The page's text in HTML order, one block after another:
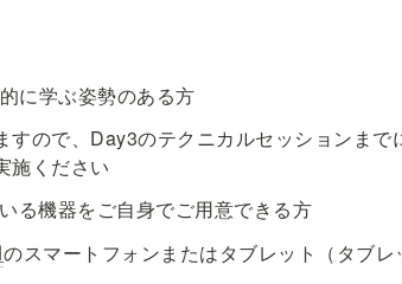
に学ぶ姿勢のある方
すので、Day3のテクニカルセッションま
施ください
る機器をご自身でご用意できる方
のスマートフォンまたはタブレット（タブ